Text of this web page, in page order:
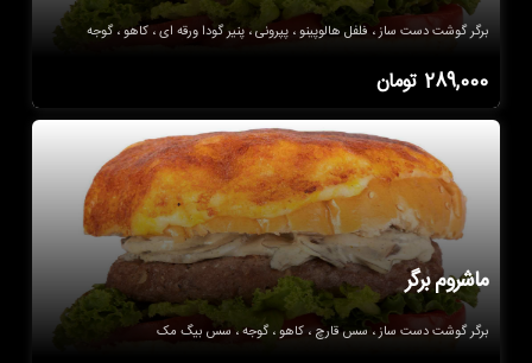
برگر گوشت دست ساز ، فلفل هالوپینو ، پپرونی ، پنیر گودا ورقه ای ، کاهو ، گوجه
289,000 تومان
ماشروم برگر
برگر گوشت دست ساز ، سس قارچ ، کاهو ، گوجه ، سس بیگ مک